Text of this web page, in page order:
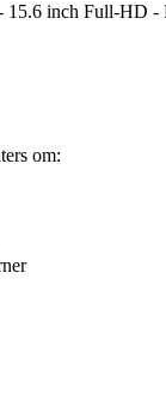
inch Full-HD -
om: